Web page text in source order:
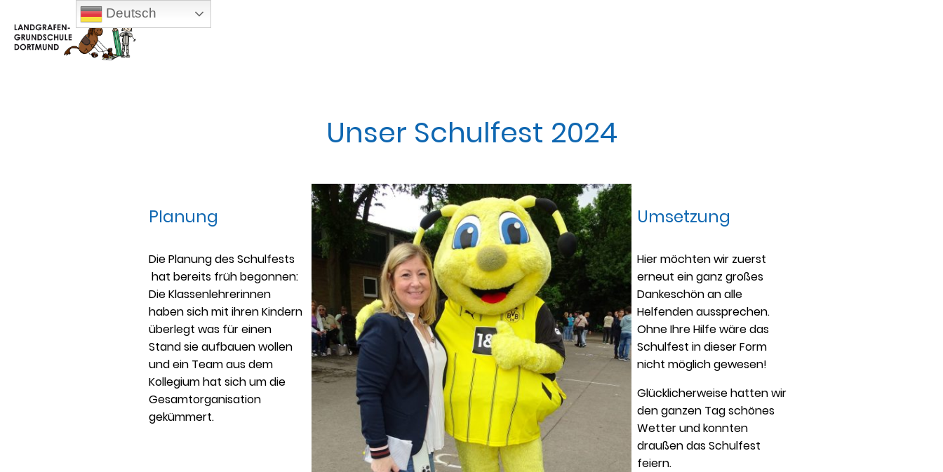
Unser Schulfest 2024
Planung
Die Planung des Schulfests
hat bereits früh begonnen:
Die Klassenlehrerinnen
haben sich mit ihren Kindern
überlegt was für einen
Stand sie aufbauen wollen
und ein Team aus dem
Kollegium hat sich um die
Gesamtorganisation
gekümmert.
Umsetzung
Hier möchten wir zuerst
erneut ein ganz großes
Dankeschön an alle
Helfenden aussprechen.
Ohne Ihre Hilfe wäre das
Schulfest in dieser Form
nicht möglich gewesen!
Glücklicherweise hatten wir
den ganzen Tag schönes
Wetter und konnten
draußen das Schulfest
feiern.
Deutsch